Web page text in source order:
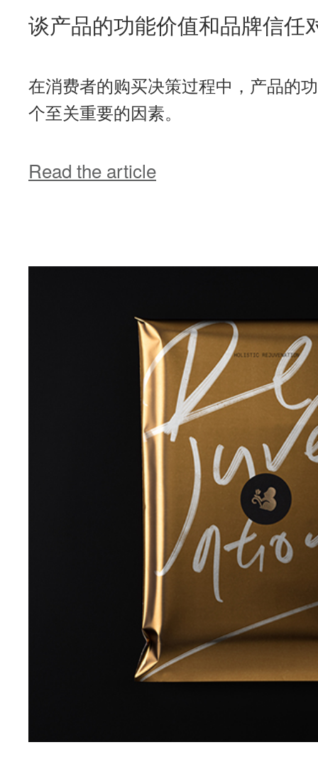
谈产品的功能价值和品牌信任
在消费者的购买决策过程中，产品的
个至关重要的因素。
Read the article